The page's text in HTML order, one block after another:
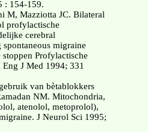
: 154-159.
M, Mazziotta JC. Bilateral
profylactische
cerebral
migraine
Profylactische
Eng J Med 1994; 331
van bètablokkers
NM. Mitochondria,
atenolol, metoprolol),
J Neurol Sci 1995;